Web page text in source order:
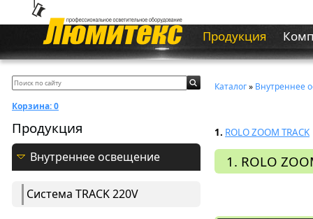
Продукция
Корзина:0
Продукция
Внутреннее освещение
Система ТRACK 220V
Каталог» Внутреннее
1. ROLO ZOOM TRACK
1. ROLO